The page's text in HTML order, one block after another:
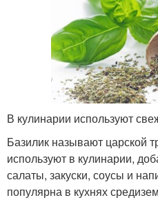
В кулинарии используют
Базилик называют царской
используют в кулинарии,
салаты, закуски, соусы и
популярна в кухнях